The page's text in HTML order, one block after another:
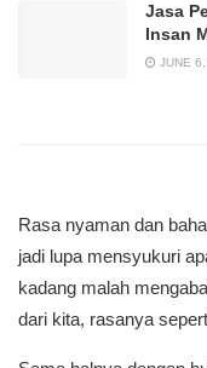
Jasa
Insan
JUNE
Rasa nyaman dan
jadi lupa mensyukuri
kadang malah
dari kita, rasanya